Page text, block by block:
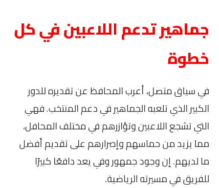
جماهير تدعم اللاعبين في كل
خطوة
في سياق متصل، أعرب المحافظ عن تقديره للدور
الكبير الذي تلعبه الجماهير في دعم المنتخب. فهي
التي تشجع اللاعبين وتؤازرهم في مختلف المحافل،
مما يزيد من حماسهم وإصرارهم على تقديم أفضل
ما لديهم. إن وجود جمهور وفي يعد دافعًا كبيرًا
للفريق في مسيرته الرياضية.